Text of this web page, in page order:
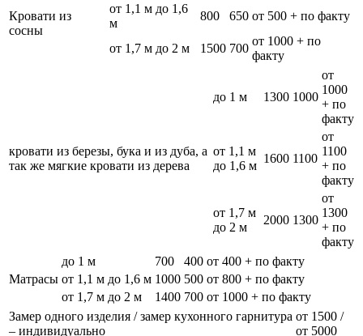
Кровати из
сосны
от 1,1 м до 1,6
м
800 650 от 500 + по факту
от 1,7 м до 2 м 1500 700
от 1000 + по
факту
кровати из березы, бука и из дуба, а
так же мягкие кровати из дерева
до 1 м 1300 1000
от
1000
+ по
факту
от 1,1 м
до 1,6 м
1600 1100
от
1100
+ по
факту
от 1,7 м
до 2 м
2000 1300
от
1300
+ по
факту
Матрасы
до 1 м 700 400 от 400 + по факту
от 1,1 м до 1,6 м 1000 500 от 800 + по факту
от 1,7 м до 2 м
1400 700 от 1000 + по факту
Замер одного изделия / замер кухонного гарнитура
– индивидуально
от 1500 /
от 5000